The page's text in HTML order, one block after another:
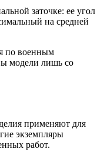
заточке: ее угол
на средней
по военным
модели лишь со
применяют для
экземпляры
работ.